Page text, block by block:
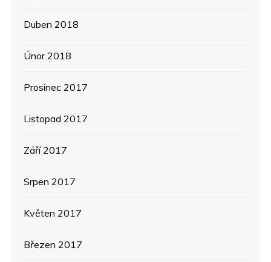
Duben 2018
Únor 2018
Prosinec 2017
Listopad 2017
Září 2017
Srpen 2017
Květen 2017
Březen 2017